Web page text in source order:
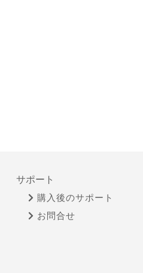
サポート
購入後のサポート
お問合せ